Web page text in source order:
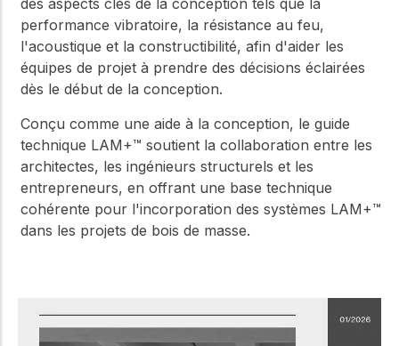
des aspects clés de la conception tels que la
performance vibratoire, la résistance au feu,
l'acoustique et la constructibilité, afin d'aider les
équipes de projet à prendre des décisions éclairées
dès le début de la conception.
Conçu comme une aide à la conception, le guide
technique LAM+™ soutient la collaboration entre les
architectes, les ingénieurs structurels et les
entrepreneurs, en offrant une base technique
cohérente pour l'incorporation des systèmes LAM+™
dans les projets de bois de masse.